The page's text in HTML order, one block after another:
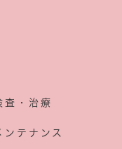
査・治療
ンテナンス